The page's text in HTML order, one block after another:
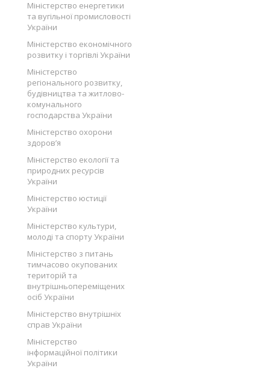
Міністерство енергетики
та вугільної промисловості
України
Міністерство економічного
розвитку і торгівлі України
Міністерство
регіонального розвитку,
будівництва та житлово-
комунального
господарства України
Міністерство охорони
здоров’я
Міністерство екології та
природних ресурсів
України
Міністерство юстиції
України
Міністерство культури,
молоді та спорту України
Міністерство з питань
тимчасово окупованих
територій та
внутрішньопереміщених
осіб України
Міністерство внутрішніх
справ України
Міністерство
інформаційної політики
України